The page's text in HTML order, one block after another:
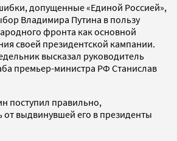
допущенные «Единой Россией»,
Владимира Путина в пользу
фронта как основной
своей президентской кампании.
высказал руководитель
премьер-министра РФ Станислав
поступил правильно,
выдвинувшей его в президенты